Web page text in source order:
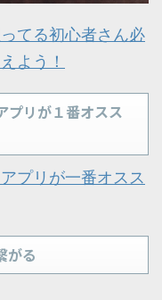
てる初心者さん必
よう！
プリが１番オスス
プリが一番オスス
がる